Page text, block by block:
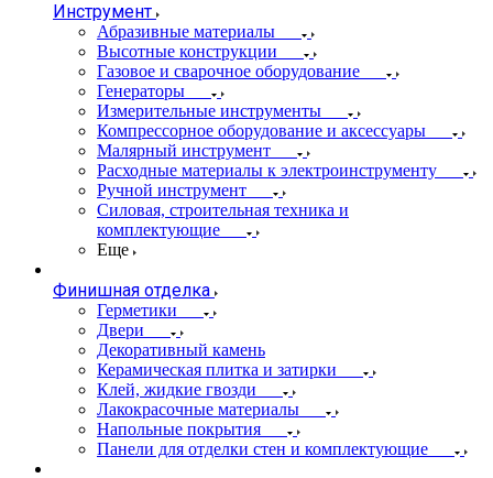
Инструмент
Абразивные материалы
Высотные конструкции
Газовое и сварочное оборудование
Генераторы
Измерительные инструменты
Компрессорное оборудование и аксессуары
Малярный инструмент
Расходные материалы к электроинструменту
Ручной инструмент
Силовая, строительная техника и
комплектующие
Еще
Финишная отделка
Герметики
Двери
Декоративный камень
Керамическая плитка и затирки
Клей, жидкие гвозди
Лакокрасочные материалы
Напольные покрытия
Панели для отделки стен и комплектующие